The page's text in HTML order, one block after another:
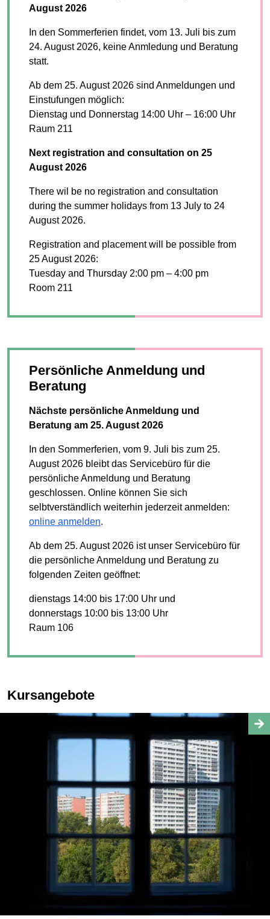
August 2026
In den Sommerferien findet, vom 13. Juli bis zum
24. August 2026, keine Anmledung und Beratung
statt.
Ab dem 25. August 2026 sind Anmeldungen und
Einstufungen möglich:
Dienstag und Donnerstag 14:00 Uhr – 16:00 Uhr
Raum 211
Next registration and consultation on 25
August 2026
There wil be no registration and consultation
during the summer holidays from 13 July to 24
August 2026.
Registration and placement will be possible from
25 August 2026:
Tuesday and Thursday 2:00 pm – 4:00 pm
Room 211
Persönliche Anmeldung und
Beratung
Nächste persönliche Anmeldung und
Beratung am 25. August 2026
In den Sommerferien, vom 9. Juli bis zum 25.
August 2026 bleibt das Servicebüro für die
persönliche Anmeldung und Beratung
geschlossen. Online können Sie sich
selbtverständlich weiterhin jederzeit anmelden:
online anmelden.
Ab dem 25. August 2026 ist unser Servicebüro für
die persönliche Anmeldung und Beratung zu
folgenden Zeiten geöffnet:
dienstags 14:00 bis 17:00 Uhr und
donnerstags 10:00 bis 13:00 Uhr
Raum 106
Kursangebote